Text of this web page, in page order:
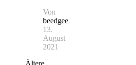
Von
beedgee
13.
August
2021
Ältere